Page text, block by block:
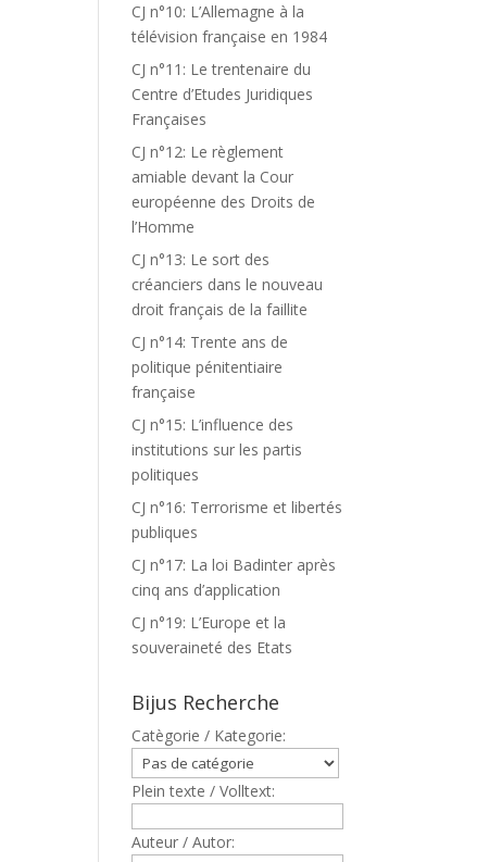
CJ n°10: L’Allemagne à la
télévision française en 1984
CJ n°11: Le trentenaire du
Centre d’Etudes Juridiques
Françaises
CJ n°12: Le règlement
amiable devant la Cour
européenne des Droits de
l’Homme
CJ n°13: Le sort des
créanciers dans le nouveau
droit français de la faillite
CJ n°14: Trente ans de
politique pénitentiaire
française
CJ n°15: L’influence des
institutions sur les partis
politiques
CJ n°16: Terrorisme et libertés
publiques
CJ n°17: La loi Badinter après
cinq ans d’application
CJ n°19: L’Europe et la
souveraineté des Etats
Bijus Recherche
Catègorie / Kategorie:
Plein texte / Volltext:
Auteur / Autor: